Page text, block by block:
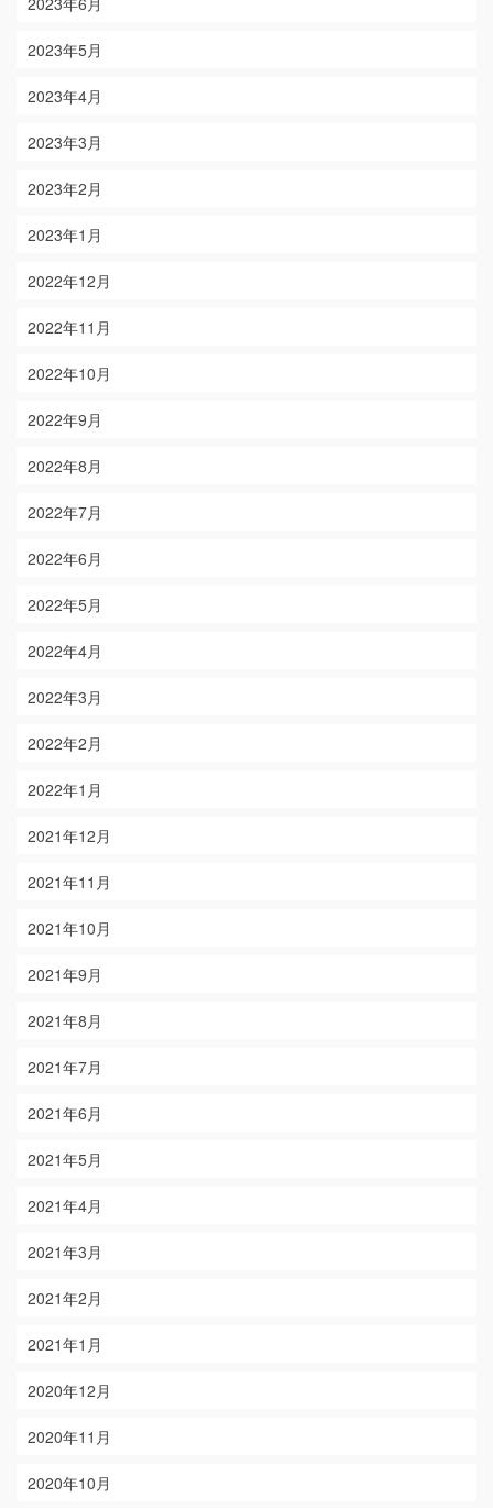
2023年5月
2023年4月
2023年3月
2023年2月
2023年1月
2022年12月
2022年11月
2022年10月
2022年9月
2022年8月
2022年7月
2022年6月
2022年5月
2022年4月
2022年3月
2022年2月
2022年1月
2021年12月
2021年11月
2021年10月
2021年9月
2021年8月
2021年7月
2021年6月
2021年5月
2021年4月
2021年3月
2021年2月
2021年1月
2020年12月
2020年11月
2020年10月